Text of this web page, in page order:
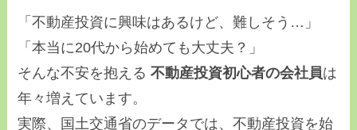
「不動産投資に興味はあるけど、難しそう…」
「本当に20代から始めても大丈夫？」
そんな不安を抱える不動産投資初心者の会社員は
年々増えています。
実際、国土交通省のデータでは、不動産投資を始